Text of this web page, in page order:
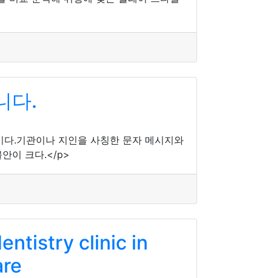
다.
.기관이나 지인을 사칭한 문자 메시지와
안이 크다.</p>
clinic in